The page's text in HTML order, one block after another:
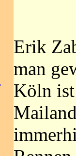
Erik
man
Köln